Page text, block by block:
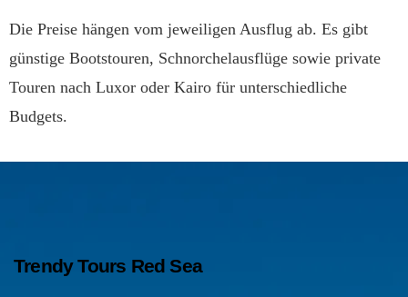
Die Preise hängen vom jeweiligen Ausflug ab. Es gibt
günstige Bootstouren, Schnorchelausflüge sowie private
Touren nach Luxor oder Kairo für unterschiedliche
Budgets.
Trendy Tours Red Sea